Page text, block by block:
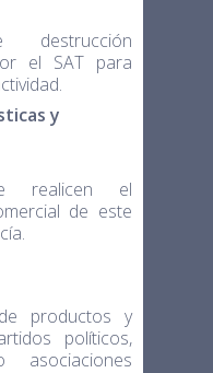
destrucción
el SAT para
y
realicen el
de este
productos y
políticos,
asociaciones